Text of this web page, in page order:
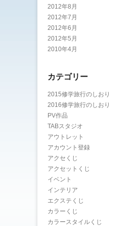
2012年8月
2012年7月
2012年6月
2012年5月
2010年4月
カテゴリー
2015修学旅行のしおり
2016修学旅行のしおり
PV作品
TABスタジオ
アウトレット
アカウント登録
アクセくじ
アクセットくじ
イベント
インテリア
エクステくじ
カラーくじ
カラースタイルくじ